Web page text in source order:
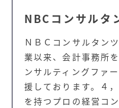
NBCコンサルタ
ＮＢＣコンサルタン
業以来、会計事務所
ンサルティングファ
援しております。４
を持つプロの経営コ